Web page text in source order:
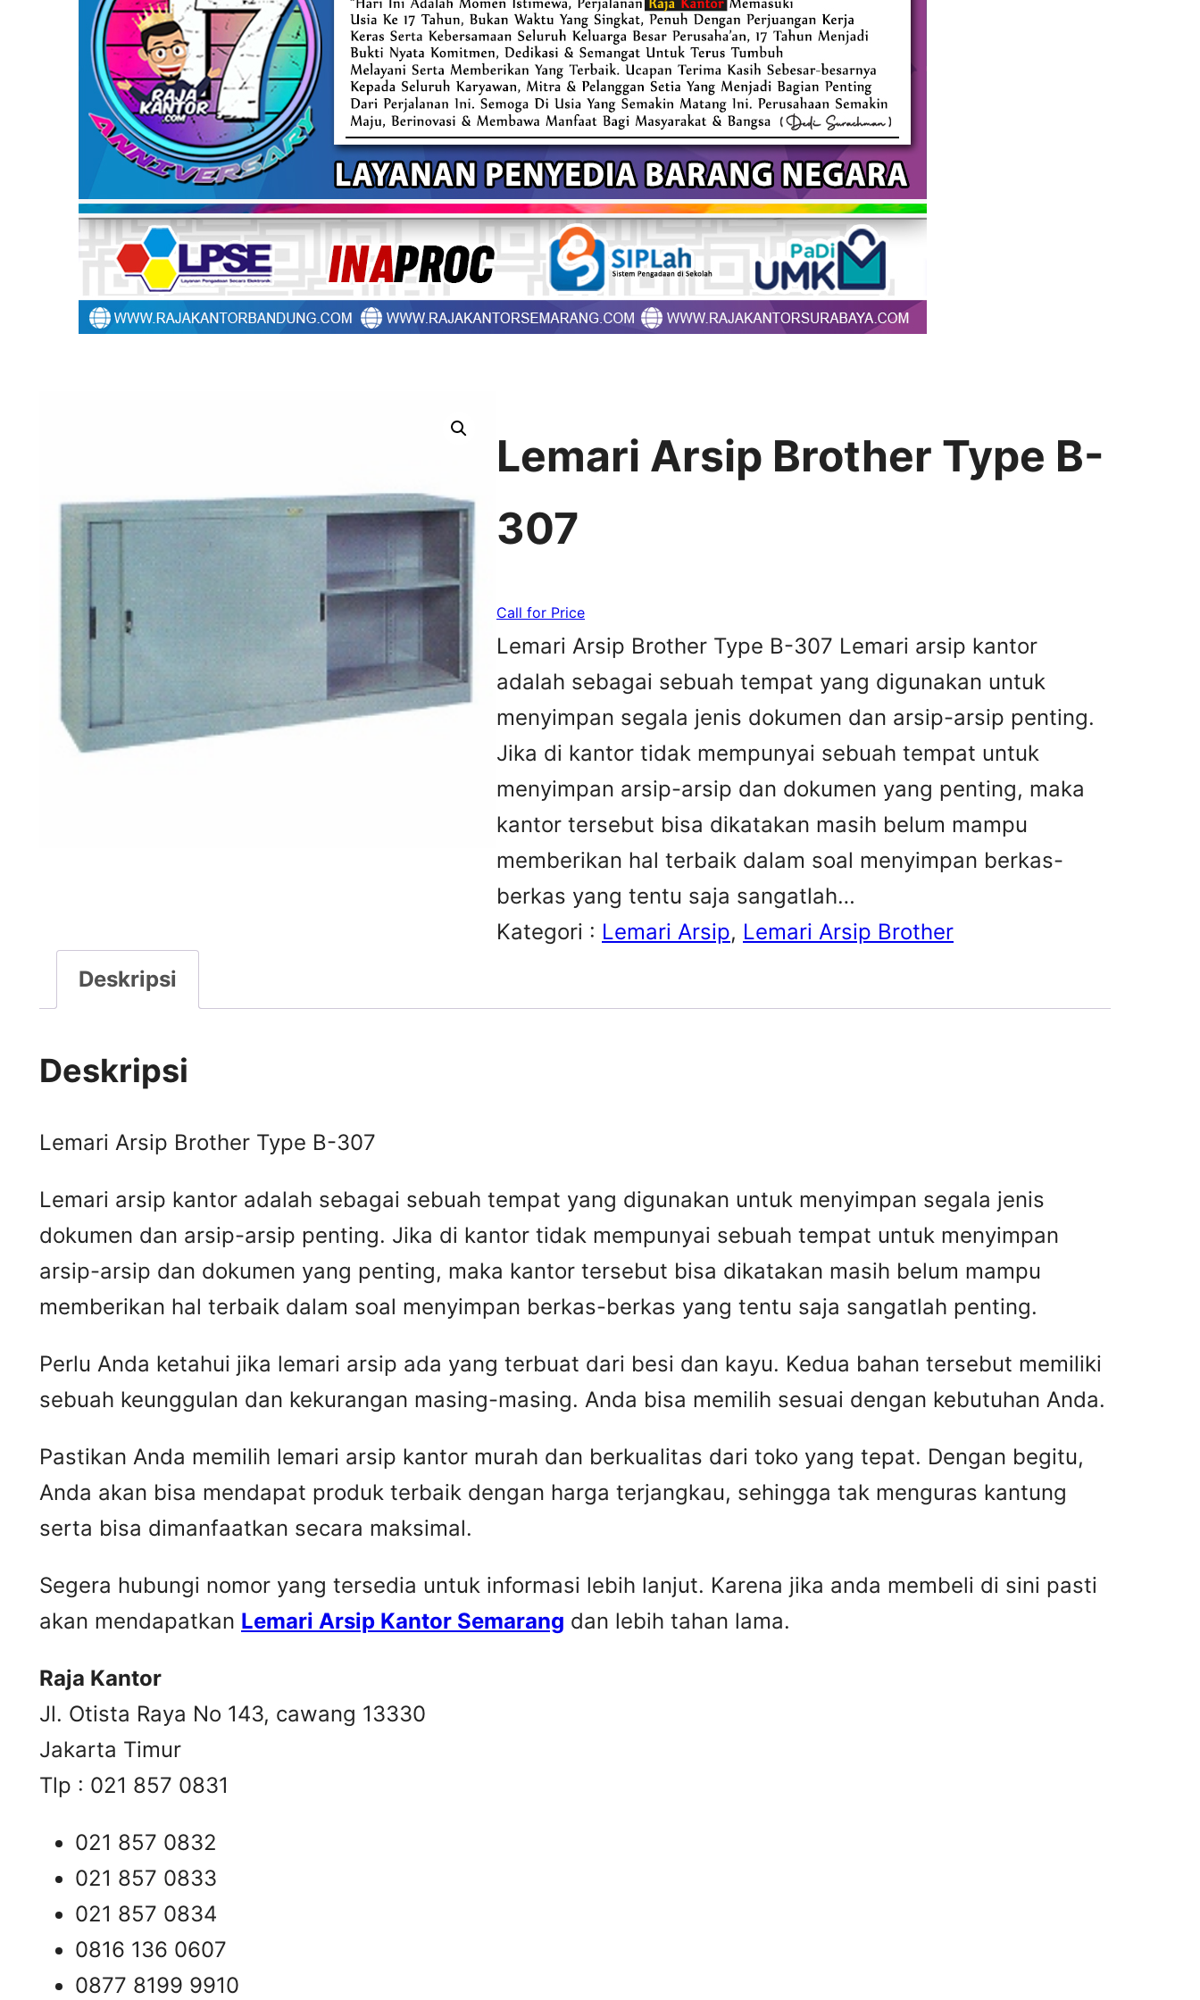
Lemari Arsip Brother Type B-
307
Call for Price
Lemari Arsip Brother Type B-307 Lemari arsip kantor
adalah sebagai sebuah tempat yang digunakan untuk
menyimpan segala jenis dokumen dan arsip-arsip penting.
Jika di kantor tidak mempunyai sebuah tempat untuk
menyimpan arsip-arsip dan dokumen yang penting, maka
kantor tersebut bisa dikatakan masih belum mampu
memberikan hal terbaik dalam soal menyimpan berkas-
berkas yang tentu saja sangatlah…
Kategori : Lemari Arsip, Lemari Arsip Brother
Deskripsi
Deskripsi
Lemari Arsip Brother Type B-307
Lemari arsip kantor adalah sebagai sebuah tempat yang digunakan untuk menyimpan segala jenis
dokumen dan arsip-arsip penting. Jika di kantor tidak mempunyai sebuah tempat untuk menyimpan
arsip-arsip dan dokumen yang penting, maka kantor tersebut bisa dikatakan masih belum mampu
memberikan hal terbaik dalam soal menyimpan berkas-berkas yang tentu saja sangatlah penting.
Perlu Anda ketahui jika lemari arsip ada yang terbuat dari besi dan kayu. Kedua bahan tersebut memiliki
sebuah keunggulan dan kekurangan masing-masing. Anda bisa memilih sesuai dengan kebutuhan Anda.
Pastikan Anda memilih lemari arsip kantor murah dan berkualitas dari toko yang tepat. Dengan begitu,
Anda akan bisa mendapat produk terbaik dengan harga terjangkau, sehingga tak menguras kantung
serta bisa dimanfaatkan secara maksimal.
Segera hubungi nomor yang tersedia untuk informasi lebih lanjut. Karena jika anda membeli di sini pasti
akan mendapatkan Lemari Arsip Kantor Semarang dan lebih tahan lama.
Raja Kantor
Jl. Otista Raya No 143, cawang 13330
Jakarta Timur
Tlp : 021 857 0831
021 857 0832
021 857 0833
021 857 0834
0816 136 0607
0877 8199 9910